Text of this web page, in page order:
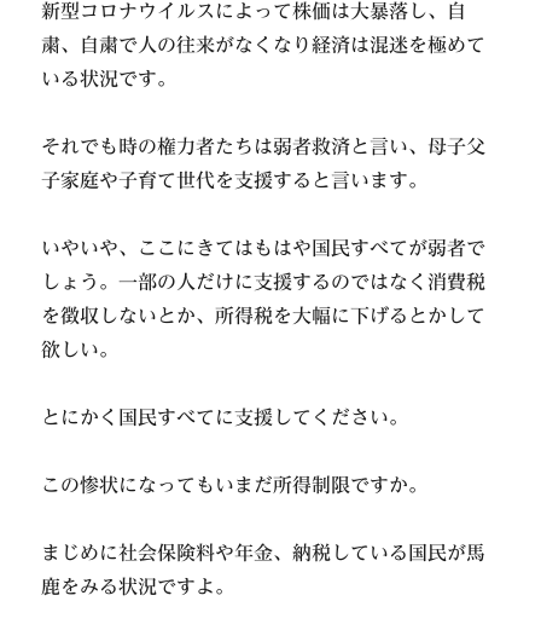
新型コロナウイルスによって株価は大暴落し、自
粛、自粛で人の往来がなくなり経済は混迷を極めて
いる状況です。
それでも時の権力者たちは弱者救済と言い、母子父
子家庭や子育て世代を支援すると言います。
いやいや、ここにきてはもはや国民すべてが弱者で
しょう。一部の人だけに支援するのではなく消費税
を徴収しないとか、所得税を大幅に下げるとかして
欲しい。
とにかく国民すべてに支援してください。
この惨状になってもいまだ所得制限ですか。
まじめに社会保険料や年金、納税している国民が馬
鹿をみる状況ですよ。